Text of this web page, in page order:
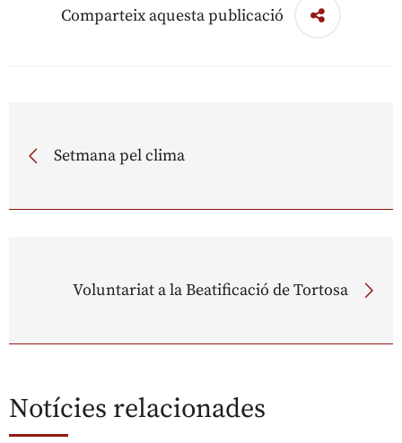
Comparteix aquesta publicació
Setmana pel clima
Voluntariat a la Beatificació de Tortosa
Notícies relacionades